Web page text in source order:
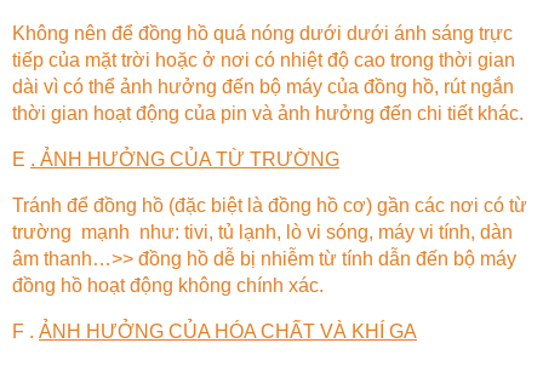
Không nên để đồng hồ quá nóng dưới dưới ánh sáng trực
tiếp của mặt trời hoặc ở nơi có nhiệt độ cao trong thời gian
dài vì có thể ảnh hưởng đến bộ máy của đồng hồ, rút ngắn
thời gian hoạt động của pin và ảnh hưởng đến chi tiết khác.
E . ẢNH HƯỞNG CỦA TỪ TRƯỜNG
Tránh để đồng hồ (đặc biệt là đồng hồ cơ) gần các nơi có từ
trường mạnh như: tivi, tủ lạnh, lò vi sóng, máy vi tính, dàn
âm thanh…>> đồng hồ dễ bị nhiễm từ tính dẫn đến bộ máy
đồng hồ hoạt động không chính xác.
F . ẢNH HƯỞNG CỦA HÓA CHẤT VÀ KHÍ GA